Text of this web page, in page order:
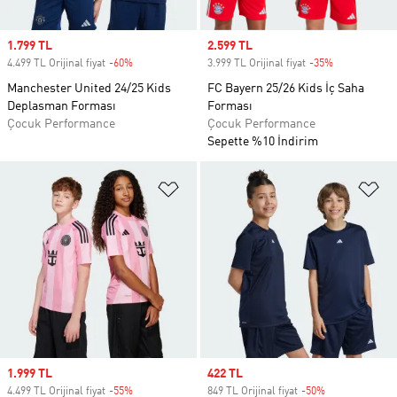
Sale price
1.799 TL
4.499 TL Orijinal fiyat -60%
Manchester United 24/25 Kids
Deplasman Forması
Çocuk Performance
Sale price
2.599 TL
3.999 TL Orijinal fiyat -35%
FC Bayern 25/26 Kids İç Saha
Forması
Çocuk Performance
Sepette %10 İndirim
Favori Listesine Ekle
Sale price
1.999 TL
4.499 TL Orijinal fiyat -55%
Sale price
422 TL
849 TL Orijinal fiyat -50%